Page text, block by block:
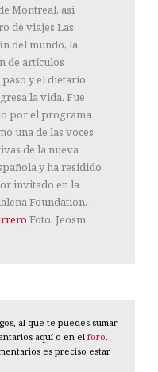
Montreal, así
de viajes Las
del mundo, la
de artículos
y el dietario
la vida. Fue
por el programa
una de las voces
de la nueva
y ha residido
invitado en la
Foundation. .
Foto: Jeosm.
al que te puedes sumar
aquí o en el foro.
es preciso estar